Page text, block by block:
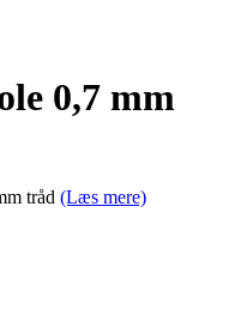
0,7 mm
tråd (Læs mere)